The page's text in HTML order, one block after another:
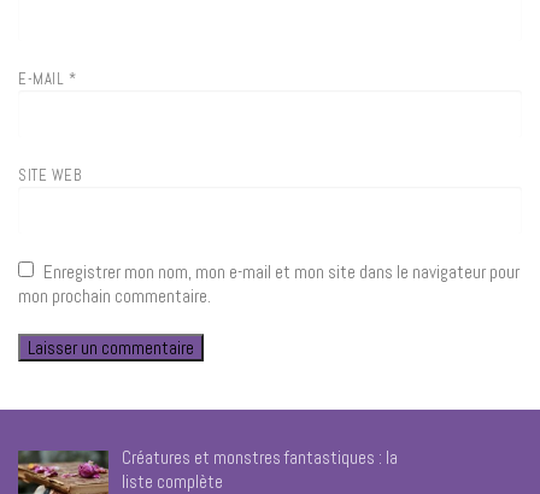
E-MAIL *
SITE WEB
Enregistrer mon nom, mon e-mail et mon site dans le navigateur pour
mon prochain commentaire.
Créatures et monstres fantastiques : la
liste complète